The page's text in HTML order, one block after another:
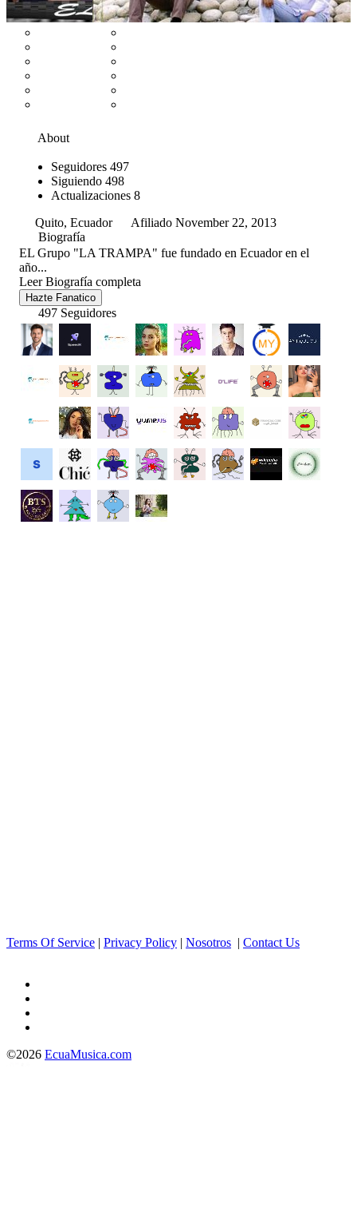
About
Seguidores 497
Siguiendo 498
Actualizaciones 8
Quito, Ecuador
Afiliado November 22, 2013
Biografía
EL Grupo "LA TRAMPA" fue fundado en Ecuador en el
año...
Leer Biografía completa
Hazte Fanatico
497 Seguidores
Terms Of Service | Privacy Policy | Nosotros | Contact Us
©2026 EcuaMusica.com